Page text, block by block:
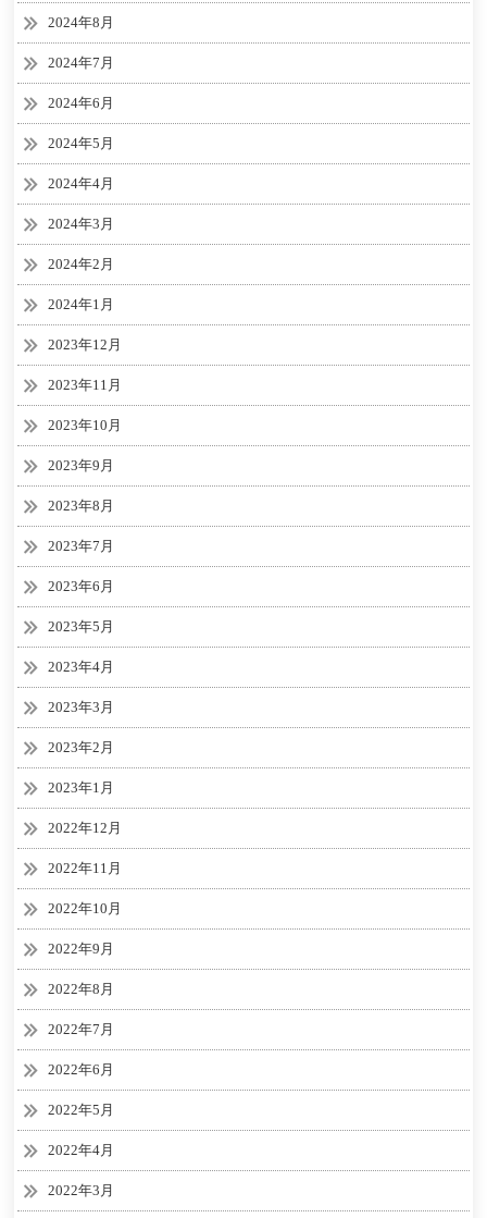
2024年8月
2024年7月
2024年6月
2024年5月
2024年4月
2024年3月
2024年2月
2024年1月
2023年12月
2023年11月
2023年10月
2023年9月
2023年8月
2023年7月
2023年6月
2023年5月
2023年4月
2023年3月
2023年2月
2023年1月
2022年12月
2022年11月
2022年10月
2022年9月
2022年8月
2022年7月
2022年6月
2022年5月
2022年4月
2022年3月